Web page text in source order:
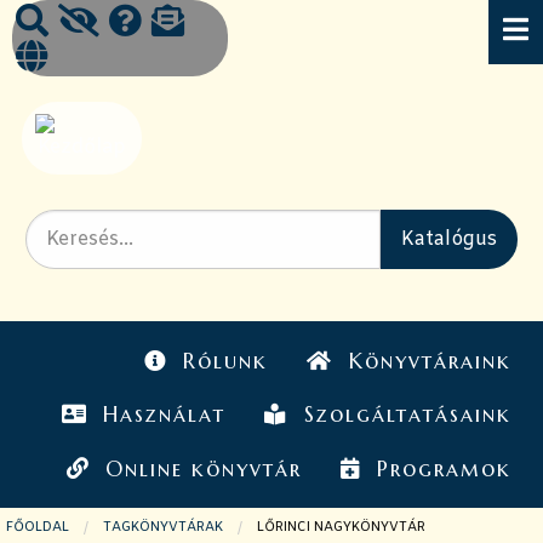
Rólunk Könyvtáraink
Használat Szolgáltatásaink
Online könyvtár Programok
FŐOLDAL TAGKÖNYVTÁRAK JELENLEGI OLDAL:
LŐRINCI NAGYKÖNYVTÁR